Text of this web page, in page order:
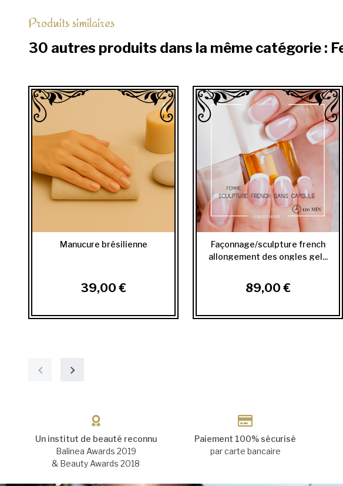
Produits similaires
30 autres produits dans la même catégorie :
Manucure brésilienne
39,00 €
Façonnage/sculpture french
allongement des ongles gel...
89,00 €
Un institut de beauté reconnu
Balinea Awards 2019
& Beauty Awards 2018
Paiement 100% sécurisé
par carte bancaire